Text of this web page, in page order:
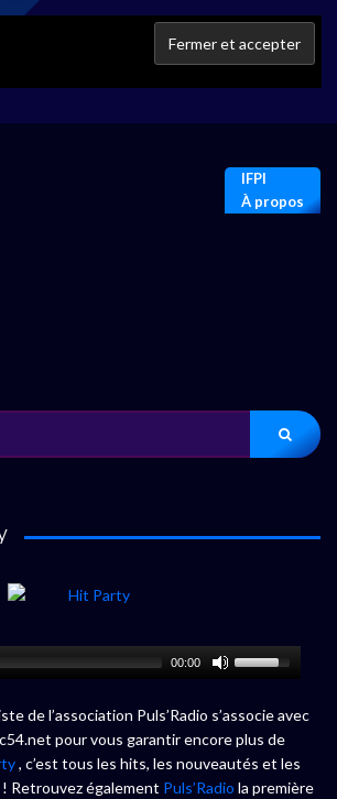
IFPI
À propos
00:00
de l’association Puls’Radio s’associe avec
pour vous garantir encore plus de
, c’est tous les hits, les nouveautés et les
Retrouvez également Puls’Radio la première